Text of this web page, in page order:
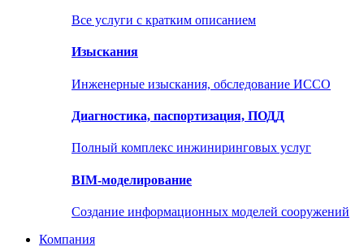
Все услуги с кратким описанием
Изыскания
Инженерные изыскания, обследование ИССО
Диагностика, паспортизация, ПОДД
Полный комплекс инжиниринговых услуг
BIM-моделирование
Создание информационных моделей сооружений
Компания